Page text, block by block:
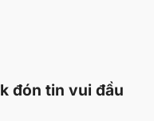
đón tin vui đầu